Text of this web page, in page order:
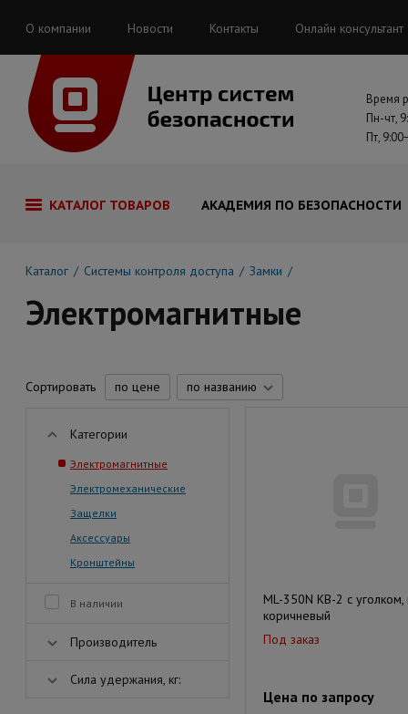
О компании Новости Контакты Онлайн консультант
Время
Пн-чт,
Пт,
КАТАЛОГ ТОВАРОВ АКАДЕМИЯ ПО БЕЗОПАСНОСТИ
Каталог Системы контроля доступа Замки
Электромагнитные
Сортировать по цене по названию
Категории
Электромагнитные
Электромеханические
Защелки
Аксессуары
Кронштейны
В наличии
Производитель
Сила удержания, кг:
ML-350N KB-2 с уголком,
коричневый
Под заказ
Цена по запросу